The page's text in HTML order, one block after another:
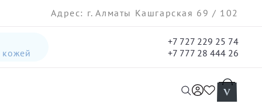
Адрес: г. Алматы Кашгарская 69 / 102
кожей
+7 727 229 25 74
+7 777 28 444 26